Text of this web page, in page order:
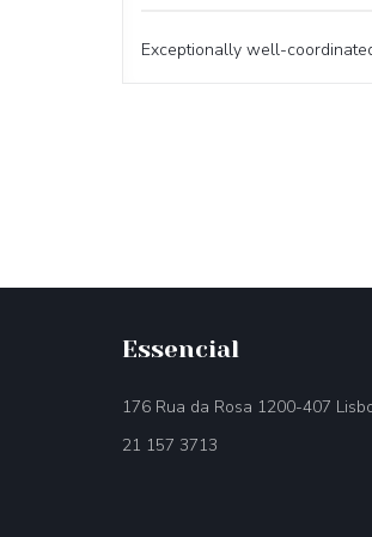
Exceptionally well-
Essencial
176 Rua da Rosa 1200-407
21 157 3713